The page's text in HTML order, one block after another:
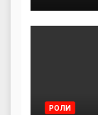
РОЛИ